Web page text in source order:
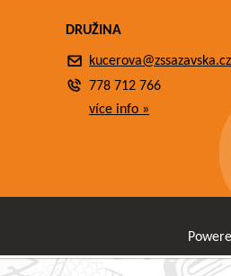
DRUŽINA
kucerova@zssazavska.cz
778 712 766
více info »